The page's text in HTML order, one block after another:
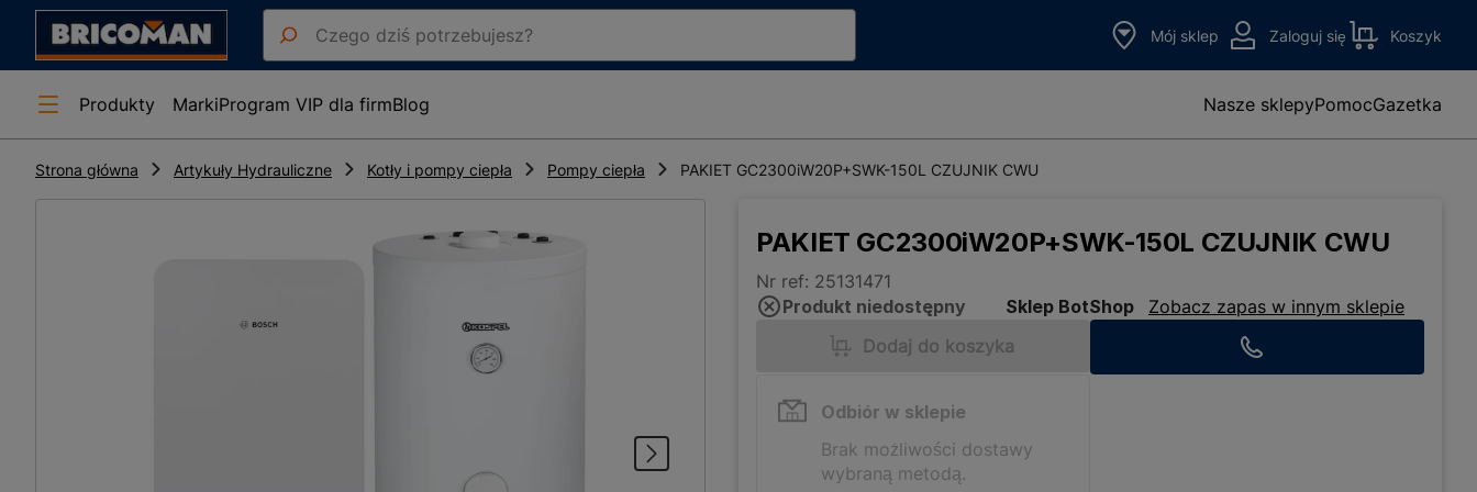
Mój sklep Zaloguj się Koszyk
Produkty MarkiProgram VIP dla firmBlog Nasze sklepyPomocGazetka
Strona główna Artykuły Hydrauliczne Kotły i pompy ciepła Pompy ciepła PAKIET GC2300iW20P+SWK-150L CZUJNIK CWU
PAKIET GC2300iW20P+SWK-150L CZUJNIK CWU
Nr ref: 25131471
Produkt niedostępny
Sklep BotShop
Zobacz zapas w innym sklepie
Dodaj do koszyka
Odbiór w sklepie
Brak możliwości dostawy
wybraną metodą.